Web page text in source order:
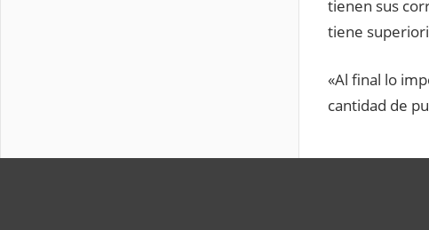
tienen sus
tiene
«Al final lo
cantidad de